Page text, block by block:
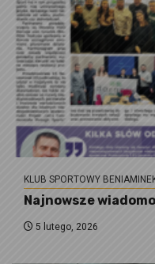
KLUB SPORTOWY
Najnowsze
5 lutego, 2026